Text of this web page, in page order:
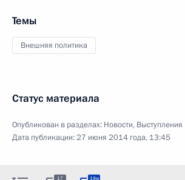
Темы
Внешняя политика
Статус материала
Опубликован в разделах: Новости,
Дата публикации:27 июня 2014 года, 13:45
17 19м